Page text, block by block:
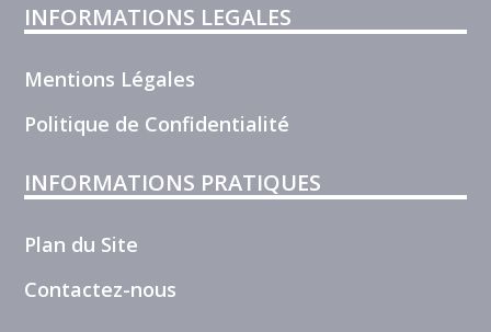
INFORMATIONS LEGALES
Mentions Légales
Politique de Confidentialité
INFORMATIONS PRATIQUES
Plan du Site
Contactez-nous